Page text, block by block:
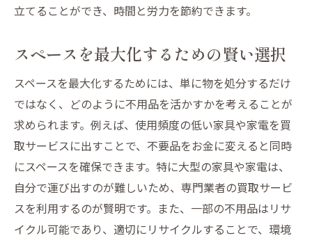
創造性を刺激するリサイクル活用法
地域と一緒に考えるリサイクルの未来
地域密着型の買取サービスで不用品処分をもっ
とスムーズに
地元買取業者の利点と選び方
スムーズな不用品処分のための準備
地域密着型サービスを利用するメリット
買取サービスを利用した効率的な処分
コミュニティの中での買取の役割
立てることができ、時間と労力を節約できます。
スペースを最大化するための賢い選択
スペースを最大化するためには、単に物を処分するだけ
ではなく、どのように不用品を活かすかを考えることが
求められます。例えば、使用頻度の低い家具や家電を買
取サービスに出すことで、不要品をお金に変えると同時
にスペースを確保できます。特に大型の家具や家電は、
自分で運び出すのが難しいため、専門業者の買取サービ
スを利用するのが賢明です。また、一部の不用品はリサ
イクル可能であり、適切にリサイクルすることで、環境